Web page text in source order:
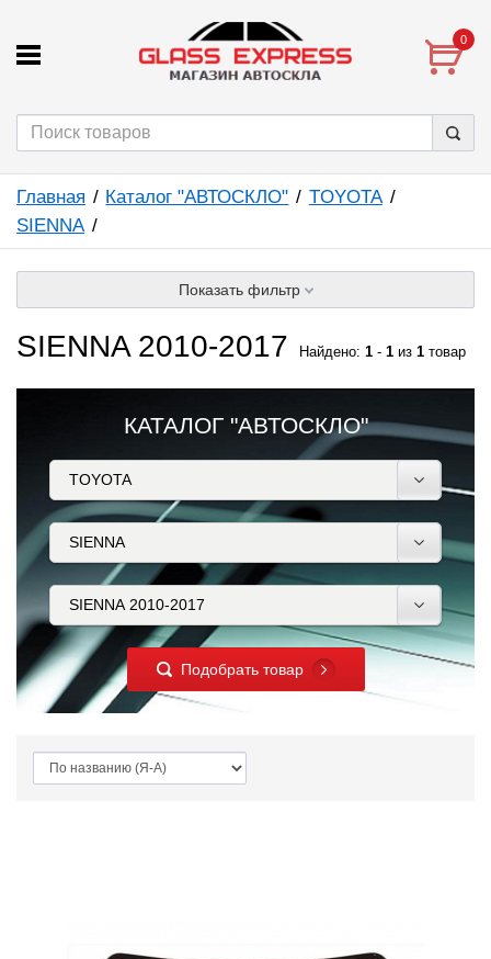
0
Главная Каталог "АВТОСКЛО"
TOYOTA
SIENNA
Показать фильтр
SIENNA 2010-2017 Найдено: 1 - 1 из 1 товар
КАТАЛОГ "АВТОСКЛО"
Подобрать товар